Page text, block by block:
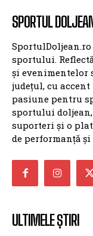
SPORTUL
sportului.
și evenimentelor
județul, cu
pasiune pentru
sportului
suporteri și o
de performanță și
ULTIMELE ȘTIRI